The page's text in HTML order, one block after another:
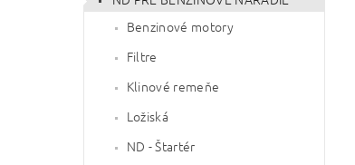
Benzinové motory
Filtre
Klinové remeňe
Ložiská
ND - Štartér